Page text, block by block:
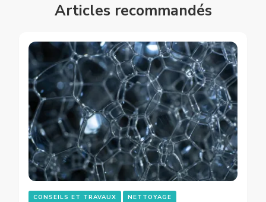
Articles recommandés
CONSEILS ET TRAVAUX NETTOYAGE